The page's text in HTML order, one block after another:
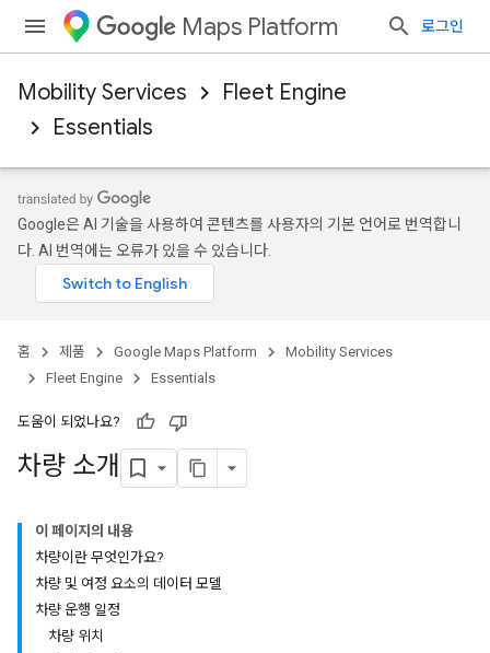
Maps Platform 로그인
Mobility Services
Fleet Engine
Essentials
Google은 AI 기술을 사용하여 콘텐츠를 사용자의 기본 언어로 번역합니
다. AI 번역에는 오류가 있을 수 있습니다.
홈 제품 Google Maps Platform
Mobility Services
Fleet Engine
Essentials
도움이 되었나요?
차량 소개
이 페이지의 내용
차량이란 무엇인가요?
차량 및 여정 요소의 데이터 모델
차량 운행 일정
차량 위치